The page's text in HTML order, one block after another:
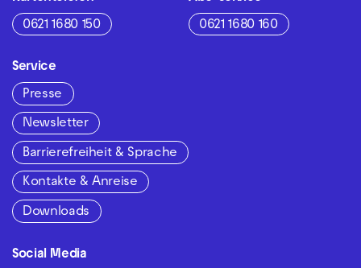
0621 1680 150 0621 1680 160
Service
Presse
Newsletter
Barrierefreiheit & Sprache
Kontakte & Anreise
Downloads
Social Media